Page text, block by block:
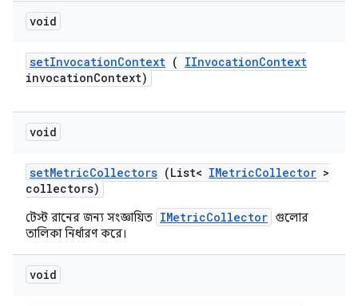
void
setInvocationContext ( IInvocationContext
invocationContext)
void
setMetricCollectors (List< IMetricCollector >
collectors)
টেস্ট রানের জন্য সংজ্ঞায়িত IMetricCollector গুলোর
তালিকা নির্ধারণ করে।
void